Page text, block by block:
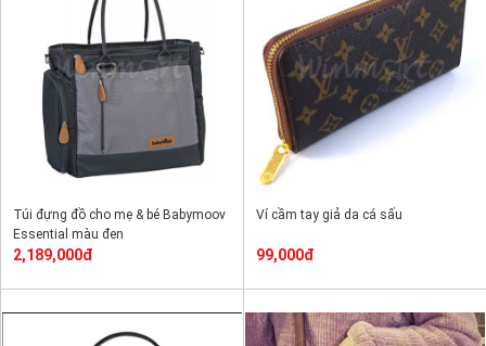
Túi đựng đồ cho mẹ & bé Babymoov
Essential màu đen
2,189,000đ
Ví cầm tay giả da cá sấu
99,000đ